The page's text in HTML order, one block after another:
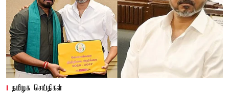
தமிழக செய்திகள்